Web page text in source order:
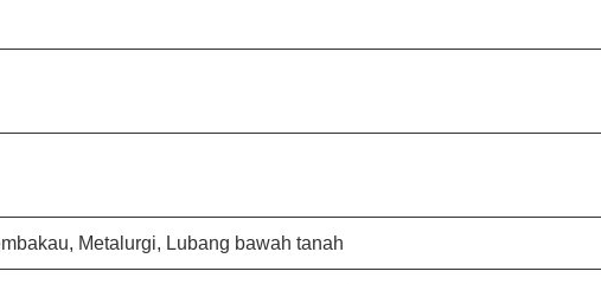
Metalurgi, Lubang bawah tanah